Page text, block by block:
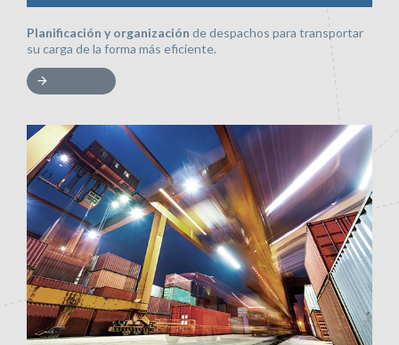
Planificación y organización de despachos para transportar
su carga de la forma más eficiente.